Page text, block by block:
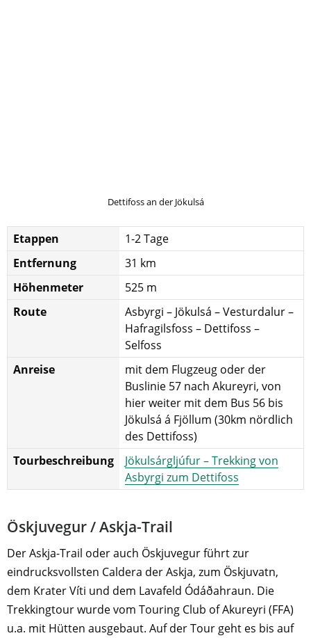
Dettifoss an der Jökulsá
Etappen
1-2 Tage
Entfernung
31 km
Höhenmeter
525 m
Route
Asbyrgi – Jökulsá – Vesturdalur –
Hafragilsfoss – Dettifoss –
Selfoss
Anreise
mit dem Flugzeug oder der
Buslinie 57 nach Akureyri, von
hier weiter mit dem Bus 56 bis
Jökulsá á Fjöllum (30km nördlich
des Dettifoss)
Tourbeschreibung
Jökulsárgljúfur – Trekking von
Asbyrgi zum Dettifoss
Öskjuvegur / Askja-Trail
Der Askja-Trail oder auch Öskjuvegur führt zur
eindrucksvollsten Caldera der Askja, zum Öskjuvatn,
dem Krater Víti und dem Lavafeld Ódáðahraun. Die
Trekkingtour wurde vom Touring Club of Akureyri (FFA)
u.a. mit Hütten ausgebaut. Auf der Tour geht es bis auf